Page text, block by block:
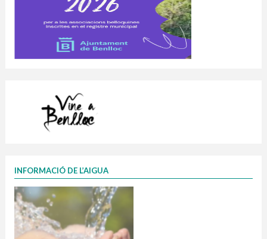
INFORMACIÓ DE L’AIGUA